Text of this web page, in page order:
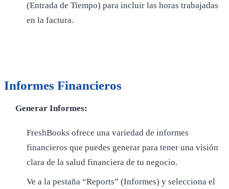
(Entrada de Tiempo) para incluir las horas trabajadas
en la factura.
Informes Financieros
Generar Informes:
FreshBooks ofrece una variedad de informes
financieros que puedes generar para tener una visión
clara de la salud financiera de tu negocio.
Ve a la pestaña “Reports” (Informes) y selecciona el